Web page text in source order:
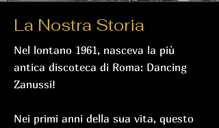
La Nostra Storia
Nel lontano 1961, nasceva la più
antica discoteca di Roma: Dancing
Zanussi!
Nei primi anni della sua vita, questo